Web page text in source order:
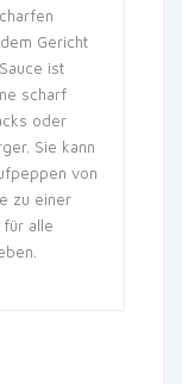
Gericht
ist
scharf
oder
Sie kann
von
zu einer
für alle